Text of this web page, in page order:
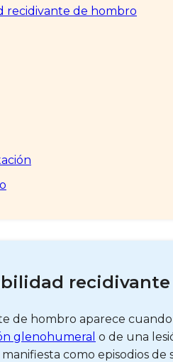
recidivante de hombro
de hombro aparece
glenohumeral o de una
como episodios